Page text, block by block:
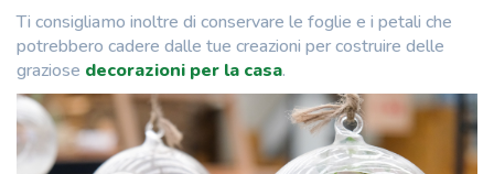
Ti consigliamo inoltre di conservare le foglie e i petali che
potrebbero cadere dalle tue creazioni per costruire delle
graziose decorazioni per la casa.